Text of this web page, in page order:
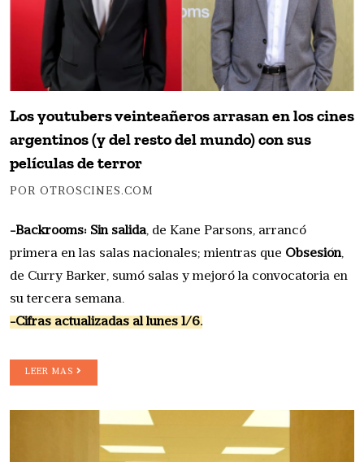
Los youtubers veinteañeros arrasan en los cines
argentinos (y del resto del mundo) con sus
películas de terror
POR OTROSCINES.COM
-Backrooms: Sin salida, de Kane Parsons, arrancó
primera en las salas nacionales; mientras que Obsesión,
de Curry Barker, sumó salas y mejoró la convocatoria en
su tercera semana.
-Cifras actualizadas al lunes 1/6.
LEER MAS